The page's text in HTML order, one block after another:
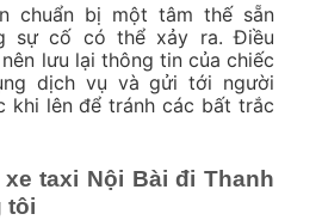
chuẩn bị một tâm thế sẵn
sự cố có thể xảy ra. Điều
lưu lại thông tin của chiếc
dịch vụ và gửi tới người
khi lên để tránh các bất trắc
taxi Nội Bài đi Thanh
tôi